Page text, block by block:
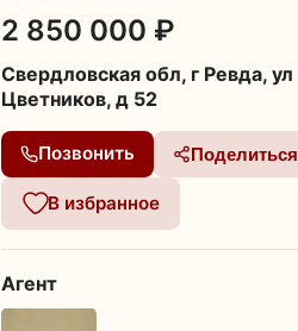
2 850 000 ₽
Свердловская обл, г Ревда, ул
Цветников, д 52
Позвонить Поделиться
В избранное
Агент